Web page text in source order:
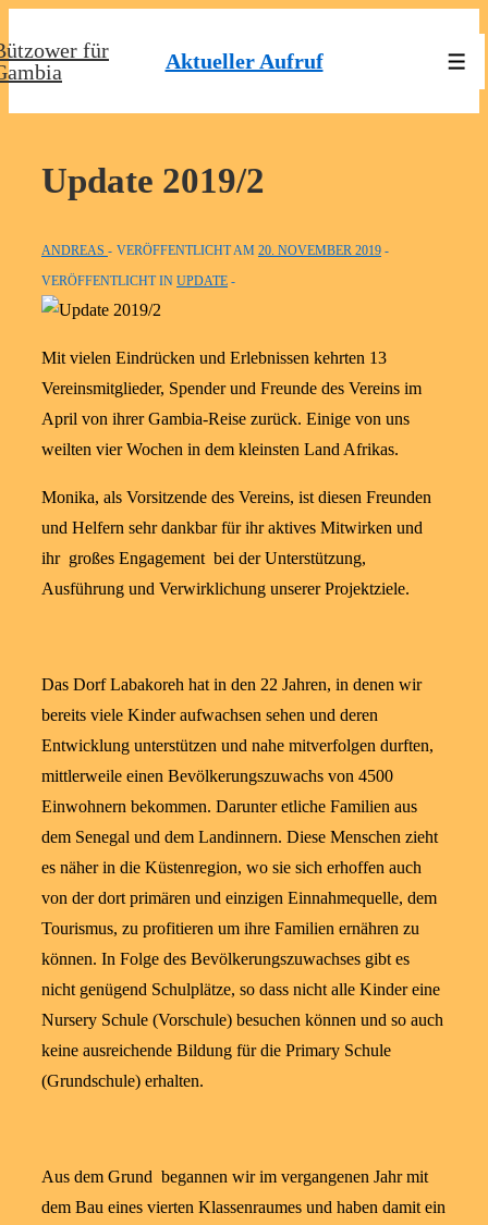
Zum
Inhalt
für
Aktueller Aufruf
Update 2019/2
ANDREAS VERÖFFENTLICHT AM 20. NOVEMBER 2019
VERÖFFENTLICHT IN UPDATE
Mit vielen Eindrücken und Erlebnissen kehrten 13
Vereinsmitglieder, Spender und Freunde des Vereins im
April von ihrer Gambia-Reise zurück. Einige von uns
weilten vier Wochen in dem kleinsten Land Afrikas.
Monika, als Vorsitzende des Vereins, ist diesen Freunden
und Helfern sehr dankbar für ihr aktives Mitwirken und
ihr großes Engagement bei der Unterstützung,
Ausführung und Verwirklichung unserer Projektziele.
Das Dorf Labakoreh hat in den 22 Jahren, in denen wir
bereits viele Kinder aufwachsen sehen und deren
Entwicklung unterstützen und nahe mitverfolgen durften,
mittlerweile einen Bevölkerungszuwachs von 4500
Einwohnern bekommen. Darunter etliche Familien aus
dem Senegal und dem Landinnern. Diese Menschen zieht
es näher in die Küstenregion, wo sie sich erhoffen auch
von der dort primären und einzigen Einnahmequelle, dem
Tourismus, zu profitieren um ihre Familien ernähren zu
können. In Folge des Bevölkerungszuwachses gibt es
nicht genügend Schulplätze, so dass nicht alle Kinder eine
Nursery Schule (Vorschule) besuchen können und so auch
keine ausreichende Bildung für die Primary Schule
(Grundschule) erhalten.
Aus dem Grund begannen wir im vergangenen Jahr mit
dem Bau eines vierten Klassenraumes und haben damit ein